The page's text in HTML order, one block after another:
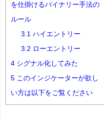
を仕掛けるバイナリー手法の
ルール
3.1 ハイエントリー
3.2 ローエントリー
4 シグナル化してみた
5 このインジケーターが欲し
い方は以下をご覧ください